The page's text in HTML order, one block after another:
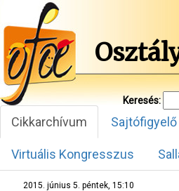
Keresés:
Cikkarchívum
Virtuális Kongresszus
2015. június 5. péntek, 15:10